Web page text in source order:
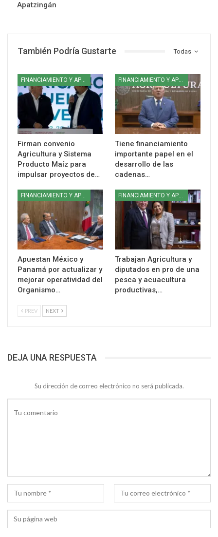
Apatzingán
Todas
También Podría Gustarte
FINANCIAMIENTO Y APOYOS
Firman convenio
Agricultura y Sistema
Producto Maíz para
impulsar proyectos de…
FINANCIAMIENTO Y APOYOS
Tiene financiamiento
importante papel en el
desarrollo de las
cadenas…
FINANCIAMIENTO Y APOYOS
Apuestan México y
Panamá por actualizar y
mejorar operatividad del
Organismo…
FINANCIAMIENTO Y APOYOS
Trabajan Agricultura y
diputados en pro de una
pesca y acuacultura
productivas,…
PREV NEXT
DEJA UNA RESPUESTA
Su dirección de correo electrónico no será publicada.